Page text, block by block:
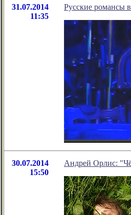
31.07.2014
11:35
Русские романсы
30.07.2014
15:50
Андрей Орлис: